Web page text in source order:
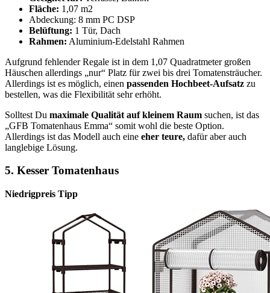
Fläche: 1,07 m2
Abdeckung: 8 mm PC DSP
Belüftung: 1 Tür, Dach
Rahmen: Aluminium-Edelstahl Rahmen
Aufgrund fehlender Regale ist in dem 1,07 Quadratmeter großen
Häuschen allerdings „nur“ Platz für zwei bis drei Tomatensträucher.
Allerdings ist es möglich, einen passenden Hochbeet-Aufsatz zu
bestellen, was die Flexibilität sehr erhöht.
Solltest Du maximale Qualität auf kleinem Raum suchen, ist das
„GFB Tomatenhaus Emma“ somit wohl die beste Option.
Allerdings ist das Modell auch eine eher teure, dafür aber auch
langlebige Lösung.
5. Kesser Tomatenhaus
Niedrigpreis Tipp